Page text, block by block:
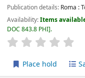
Publication details: Roma :
Availability:Items
DOC 843.8 PHI .
star rating
Place hold